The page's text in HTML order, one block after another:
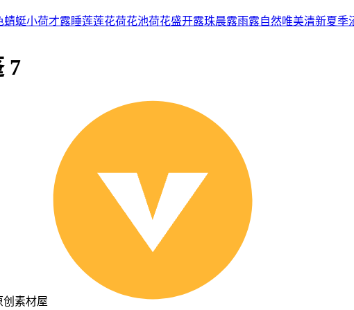
蜻蜓小荷才露睡莲莲花荷花池荷花盛开露珠晨露雨露自然唯美清新夏季
7
创素材屋